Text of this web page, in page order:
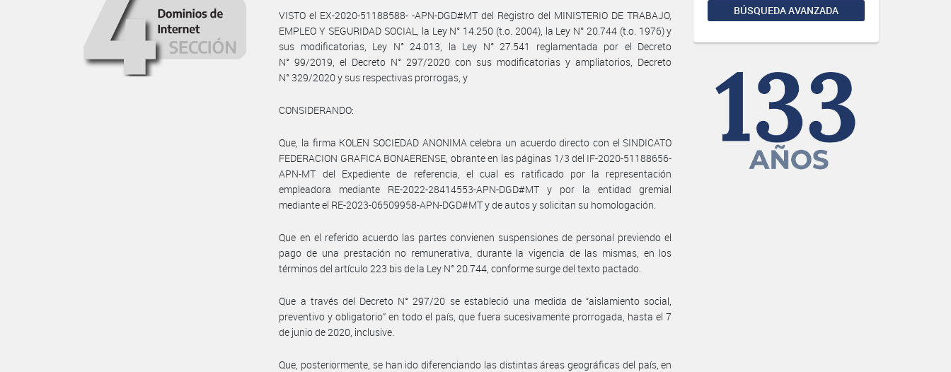
BÚSQUEDA AVANZADA
VISTO el EX-2020-51188588- -APN-DGD#MT del Registro del MINISTERIO DE TRABAJO,
EMPLEO Y SEGURIDAD SOCIAL, la Ley N° 14.250 (t.o. 2004), la Ley N° 20.744 (t.o. 1976) y
sus modificatorias, Ley N° 24.013, la Ley N° 27.541 reglamentada por el Decreto
N° 99/2019, el Decreto N° 297/2020 con sus modificatorias y ampliatorios, Decreto
N° 329/2020 y sus respectivas prorrogas, y
CONSIDERANDO:
Que, la firma KOLEN SOCIEDAD ANONIMA celebra un acuerdo directo con el SINDICATO
FEDERACION GRAFICA BONAERENSE, obrante en las páginas 1/3 del IF-2020-51188656-
APN-MT del Expediente de referencia, el cual es ratificado por la representación
empleadora mediante RE-2022-28414553-APN-DGD#MT y por la entidad gremial
mediante el RE-2023-06509958-APN-DGD#MT y de autos y solicitan su homologación.
Que en el referido acuerdo las partes convienen suspensiones de personal previendo el
pago de una prestación no remunerativa, durante la vigencia de las mismas, en los
términos del artículo 223 bis de la Ley N° 20.744, conforme surge del texto pactado.
Que a través del Decreto N° 297/20 se estableció una medida de “aislamiento social,
preventivo y obligatorio” en todo el país, que fuera sucesivamente prorrogada, hasta el 7
de junio de 2020, inclusive.
Que, posteriormente, se han ido diferenciando las distintas áreas geográficas del país, en